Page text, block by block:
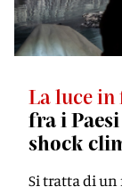
La luce in
fra i
shock
Si tratta di